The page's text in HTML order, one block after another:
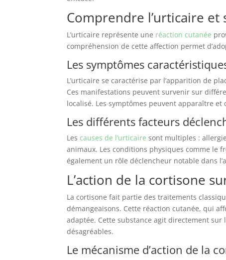
Comprendre l’urticaire et
L’urticaire représente une réaction cutanée
compréhension de cette affection permet
Les symptômes
L’urticaire se caractérise par l’apparition de
Ces manifestations peuvent survenir sur
localisé. Les symptômes peuvent apparaître
Les différents facteurs
Les causes de l’urticaire sont multiples :
animaux. Les conditions physiques comme le
également un rôle déclencheur notable dans
L’action de la cortisone
La cortisone fait partie des traitements
démangeaisons. Cette réaction cutanée, qui
adaptée. Cette substance agit directement
désagréables.
Le mécanisme d’action de la